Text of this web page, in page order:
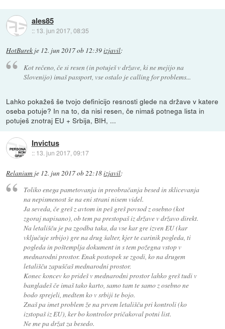
ales85
:: 13. jun 2017, 08:35
HotBurek je 12. jun 2017 ob 12:39izjavil:
Kot rečeno, če si resen (in potuješ v države, ki ne mejijo na
Slovenijo) imaš passport, vse ostalo je calling for problems...
Lahko pokažeš še tvojo definicijo resnosti glede na države v katere
oseba potuje? In na to, da nisi resen, če nimaš potnega lista in
potuješ znotraj EU + Srbija, BIH, ...
Invictus
:: 13. jun 2017, 09:17
Relanium je 12. jun 2017 ob 22:18izjavil:
Toliko enega pametovanja in preobračanja besed in sklicevanja
na nepismenost še na eni strani nisem videl.
Ja seveda, če greš z avtom in peš greš povsod z osebno (kot
zgoraj napisano), ob tem pa prestopaš iz države v državo direkt.
Na letališču je pa zgodba taka, da vse kar gre izven EU (kar
vključuje srbijo) gre na drug šalter, kjer te carinik pogleda, ti
pogleda in poštemplja dokument in s tem požegna vstop v
mednarodni prostor. Enak postopek se zgodi, ko na drugem
letališču zapuščaš mednarodni prostor.
Konec koncev ko prideš v mednarodni prostor lahko greš tudi v
bangladeš če imaš tako karto, samo tam te samo z osebno ne
bodo sprejeli, medtem ko v srbiji te bojo.
Znaš pa imet problem že na prvem letališču pri kontroli (ko
izstopaš iz EU), ker bo kontrolor pričakoval potni list.
Ne me pa držat za besedo.